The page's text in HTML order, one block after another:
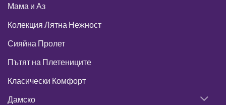
Мама и Аз
Колекция Лятна Нежност
Сияйна Пролет
Пътят на Плетениците
Класически Комфорт
Дамско